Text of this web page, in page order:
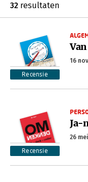
32 resultaten
Recensie
16
Recensie
Ja-
26